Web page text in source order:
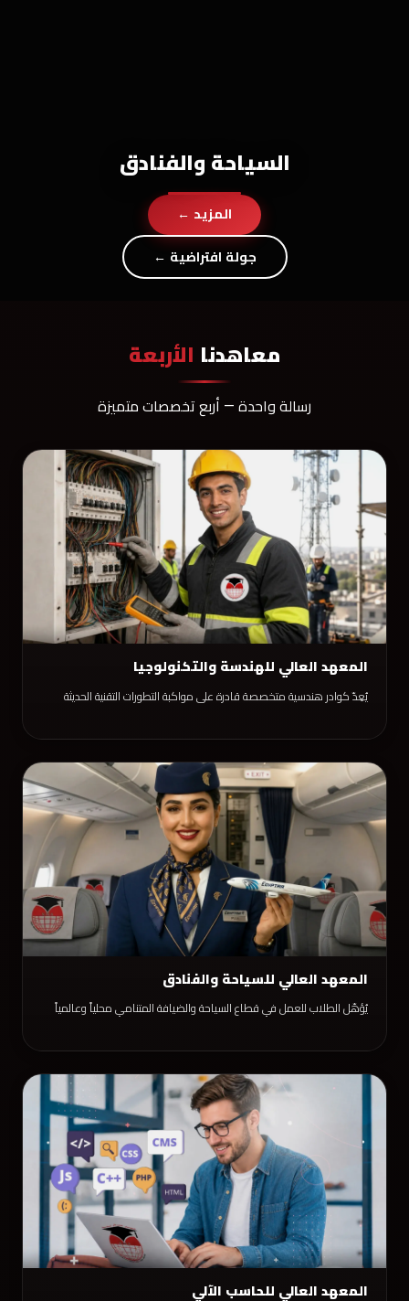
السياحة والفنادق
المزيد ←
جولة افتراضية ←
معاهدنا الأربعة
رسالة واحدة — أربع تخصصات متميزة
المعهد العالي للهندسة والتكنولوجيا
يُعِدّ كوادر هندسية متخصصة قادرة على مواكبة التطورات التقنية الحديثة
المعهد العالي للسياحة والفنادق
يُؤهّل الطلاب للعمل في قطاع السياحة والضيافة المتنامي محلياً وعالمياً
المعهد العالي للحاسب الآلي